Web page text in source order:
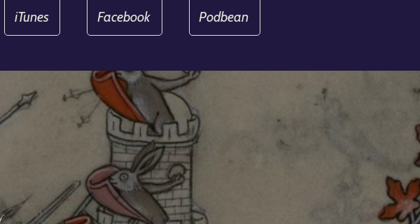
iTunes Facebook Podbean